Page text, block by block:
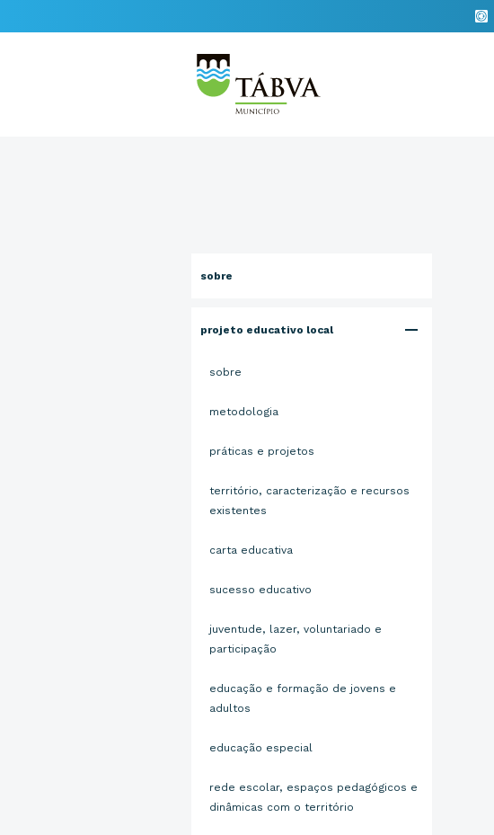
sobre
projeto educativo local
sobre
metodologia
práticas e projetos
território, caracterização e recursos
existentes
carta educativa
sucesso educativo
juventude, lazer, voluntariado e
participação
educação e formação de jovens e
adultos
educação especial
rede escolar, espaços pedagógicos e
dinâmicas com o território